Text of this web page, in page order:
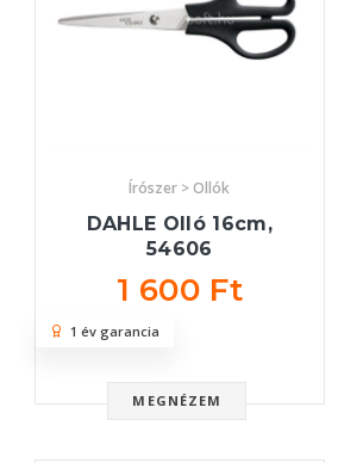
Írószer > Ollók
DAHLE Olló 16cm,
54606
1 600 Ft
MEGNÉZEM
1 év garancia